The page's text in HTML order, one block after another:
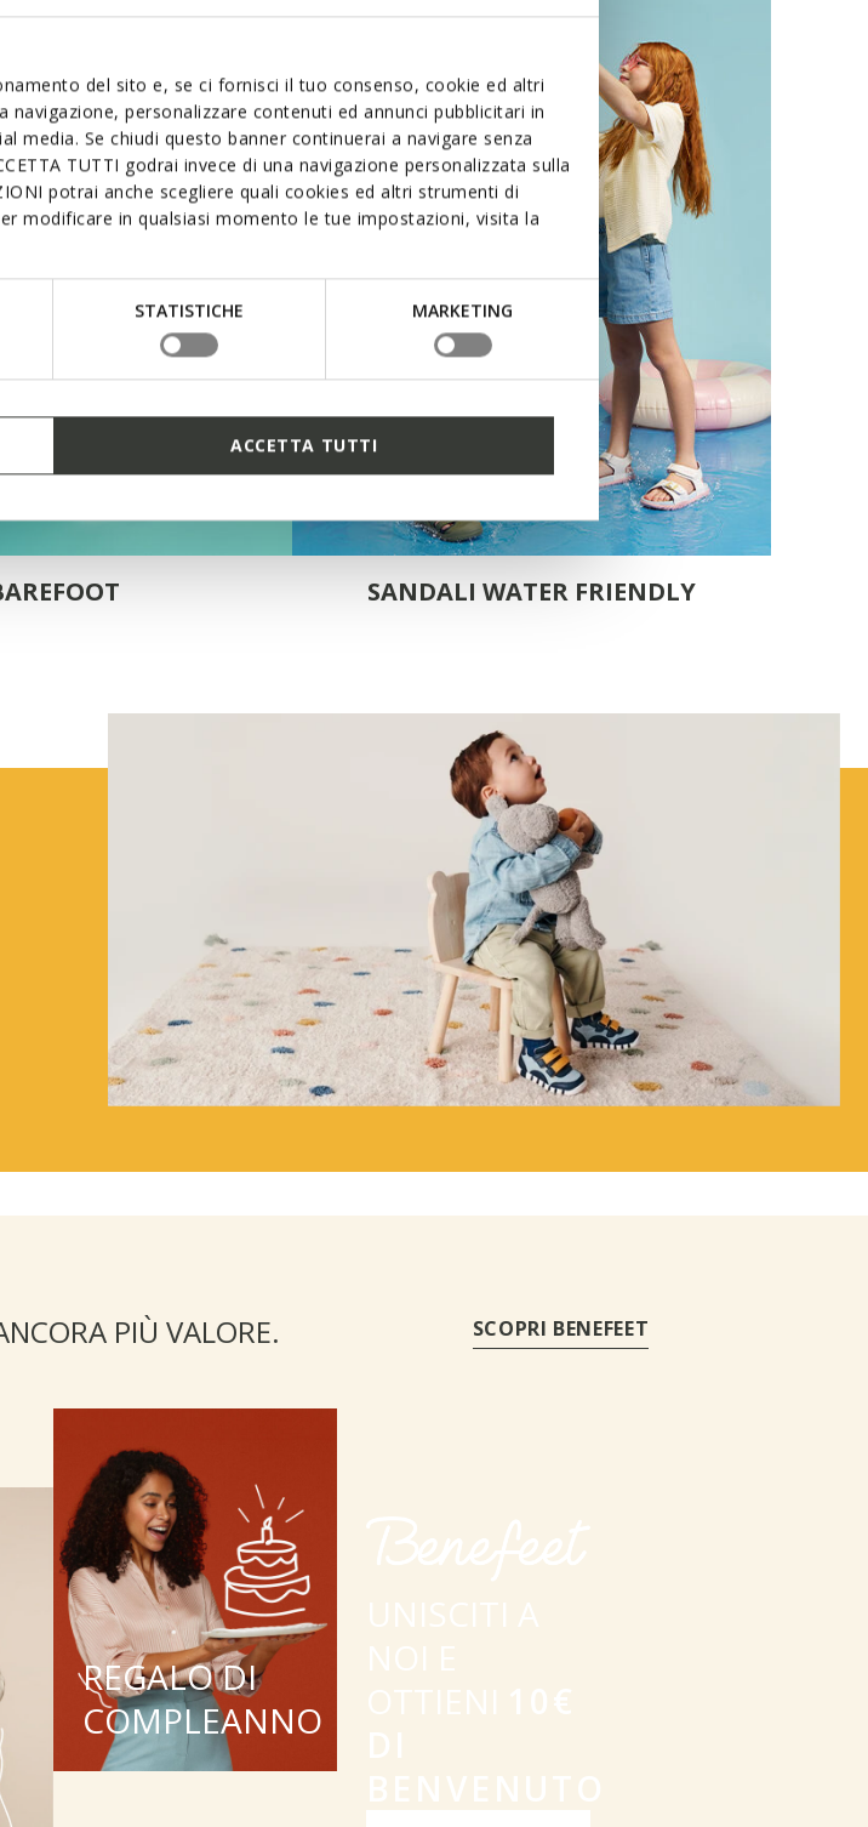
del sito e, se ci fornisci il tuo consenso, cookie ed altri
personalizzare contenuti ed annunci pubblicitari in
media. Se chiudi questo banner continuerai a navigare senza
TUTTI godrai invece di una navigazione personalizzata sulla
potrai anche scegliere quali cookies ed altri strumenti di
modificare in qualsiasi momento le tue impostazioni, visita la
STATISTICHE MARKETING
ACCETTA TUTTI
SANDALI WATER FRIENDLY
PIÙ VALORE. SCOPRI BENEFEET
REGALO DI
COMPLEANNO
UNISCITI A
NOI E
OTTIENI 10€
DI
BENVENUTO